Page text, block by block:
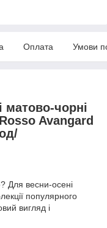
Оплата Умови
матово-чорні
Avangard
Для весни-осені
популярного
вигляд і